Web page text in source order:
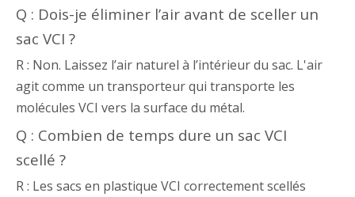
Q : Dois-je éliminer l’air avant de sceller un
sac VCI ?
R : Non. Laissez l’air naturel à l’intérieur du sac. L'air
agit comme un transporteur qui transporte les
molécules VCI vers la surface du métal.
Q : Combien de temps dure un sac VCI
scellé ?
R : Les sacs en plastique VCI correctement scellés